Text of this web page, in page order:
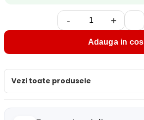
- +
Adauga in cos
Vezi toate produsele